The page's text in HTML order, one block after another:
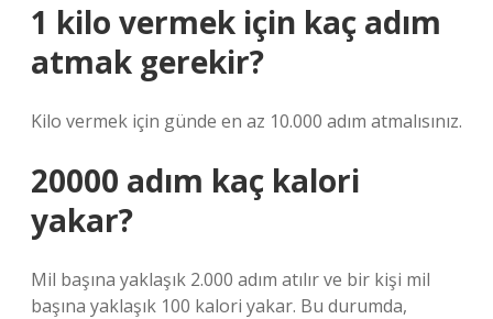
1 kilo vermek için kaç adım
atmak gerekir?
Kilo vermek için günde en az 10.000 adım atmalısınız.
20000 adım kaç kalori
yakar?
Mil başına yaklaşık 2.000 adım atılır ve bir kişi mil
başına yaklaşık 100 kalori yakar. Bu durumda,